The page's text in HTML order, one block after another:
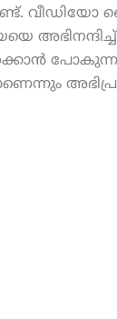
വീഡിയോ